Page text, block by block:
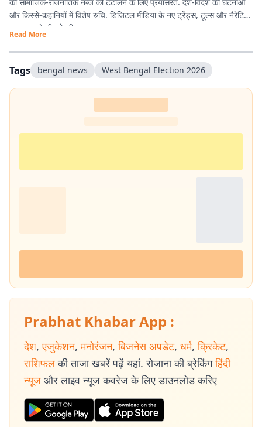
और किस्से-कहानियों में विशेष रुचि. डिजिटल मीडिया के नए ट्रेंड्स, टूल्स और नैरेटिव
स्टाइल्स को सीखने की चाहत.
Read More
Tags bengal news West Bengal Election 2026
Prabhat Khabar App :
देश, एजुकेशन, मनोरंजन, बिजनेस अपडेट, धर्म, क्रिकेट,
राशिफल की ताजा खबरें पढ़ें यहां. रोजाना की ब्रेकिंग हिंदी
न्यूज और लाइव न्यूज कवरेज के लिए डाउनलोड करिए